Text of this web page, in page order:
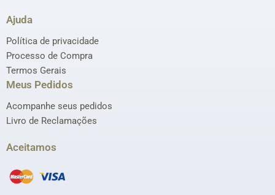
Ajuda
Política de privacidade
Processo de Compra
Termos Gerais
Meus Pedidos
Acompanhe seus pedidos
Livro de Reclamações
Aceitamos